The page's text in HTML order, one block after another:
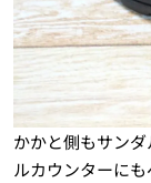
かかと側もサン
ルカウンターに